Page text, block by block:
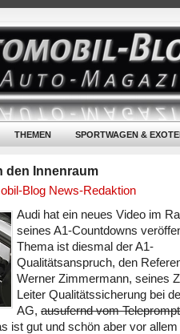
THEMEN SPORTWAGEN &
den Innenraum
Blog News-Redaktion
Audi hat ein neues Video im
seines A1-Countdowns
Thema ist diesmal der A1-
Qualitätsanspruch, den
Werner Zimmermann, seines
Leiter Qualitätssicherung bei
AG, ausufernd vom
ist gut und schön aber vor allem